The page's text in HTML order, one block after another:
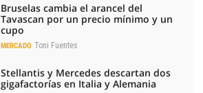
Bruselas cambia el arancel del
Tavascan por un precio mínimo y un
cupo
MERCADO Toni Fuentes
Stellantis y Mercedes descartan dos
gigafactorías en Italia y Alemania